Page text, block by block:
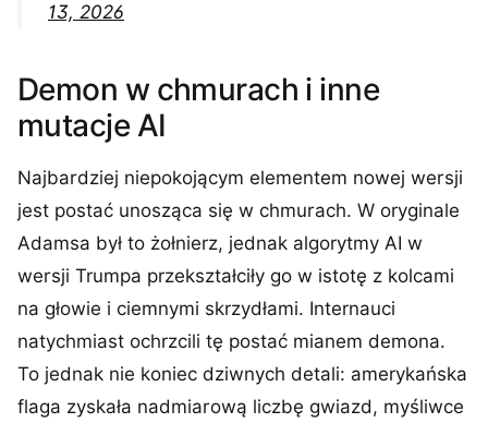
13, 2026
Demon w chmurach i inne
mutacje AI
Najbardziej niepokojącym elementem nowej wersji
jest postać unosząca się w chmurach. W oryginale
Adamsa był to żołnierz, jednak algorytmy AI w
wersji Trumpa przekształciły go w istotę z kolcami
na głowie i ciemnymi skrzydłami. Internauci
natychmiast ochrzcili tę postać mianem demona.
To jednak nie koniec dziwnych detali: amerykańska
flaga zyskała nadmiarową liczbę gwiazd, myśliwce